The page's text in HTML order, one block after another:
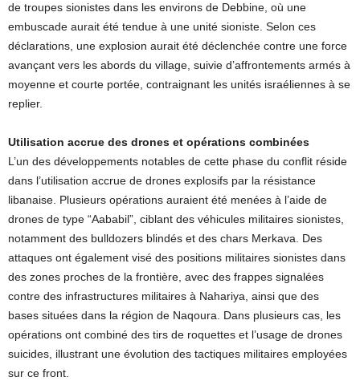
de troupes sionistes dans les environs de Debbine, où une
embuscade aurait été tendue à une unité sioniste. Selon ces
déclarations, une explosion aurait été déclenchée contre une force
avançant vers les abords du village, suivie d’affrontements armés à
moyenne et courte portée, contraignant les unités israéliennes à se
replier.
Utilisation accrue des drones et opérations combinées
L’un des développements notables de cette phase du conflit réside
dans l’utilisation accrue de drones explosifs par la résistance
libanaise. Plusieurs opérations auraient été menées à l’aide de
drones de type “Aababil”, ciblant des véhicules militaires sionistes,
notamment des bulldozers blindés et des chars Merkava. Des
attaques ont également visé des positions militaires sionistes dans
des zones proches de la frontière, avec des frappes signalées
contre des infrastructures militaires à Nahariya, ainsi que des
bases situées dans la région de Naqoura. Dans plusieurs cas, les
opérations ont combiné des tirs de roquettes et l’usage de drones
suicides, illustrant une évolution des tactiques militaires employées
sur ce front.